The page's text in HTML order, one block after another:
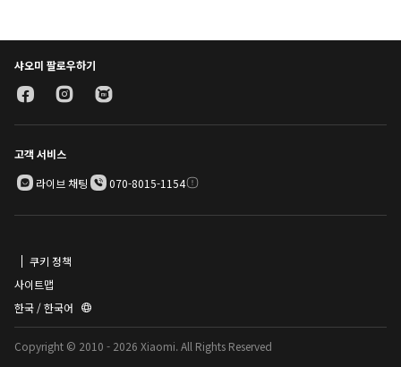
샤오미 팔로우하기
고객 서비스
라이브 채팅
070-8015-1154
쿠키 정책
사이트맵
한국 / 한국어
Copyright © 2010 - 2026 Xiaomi. All Rights Reserved